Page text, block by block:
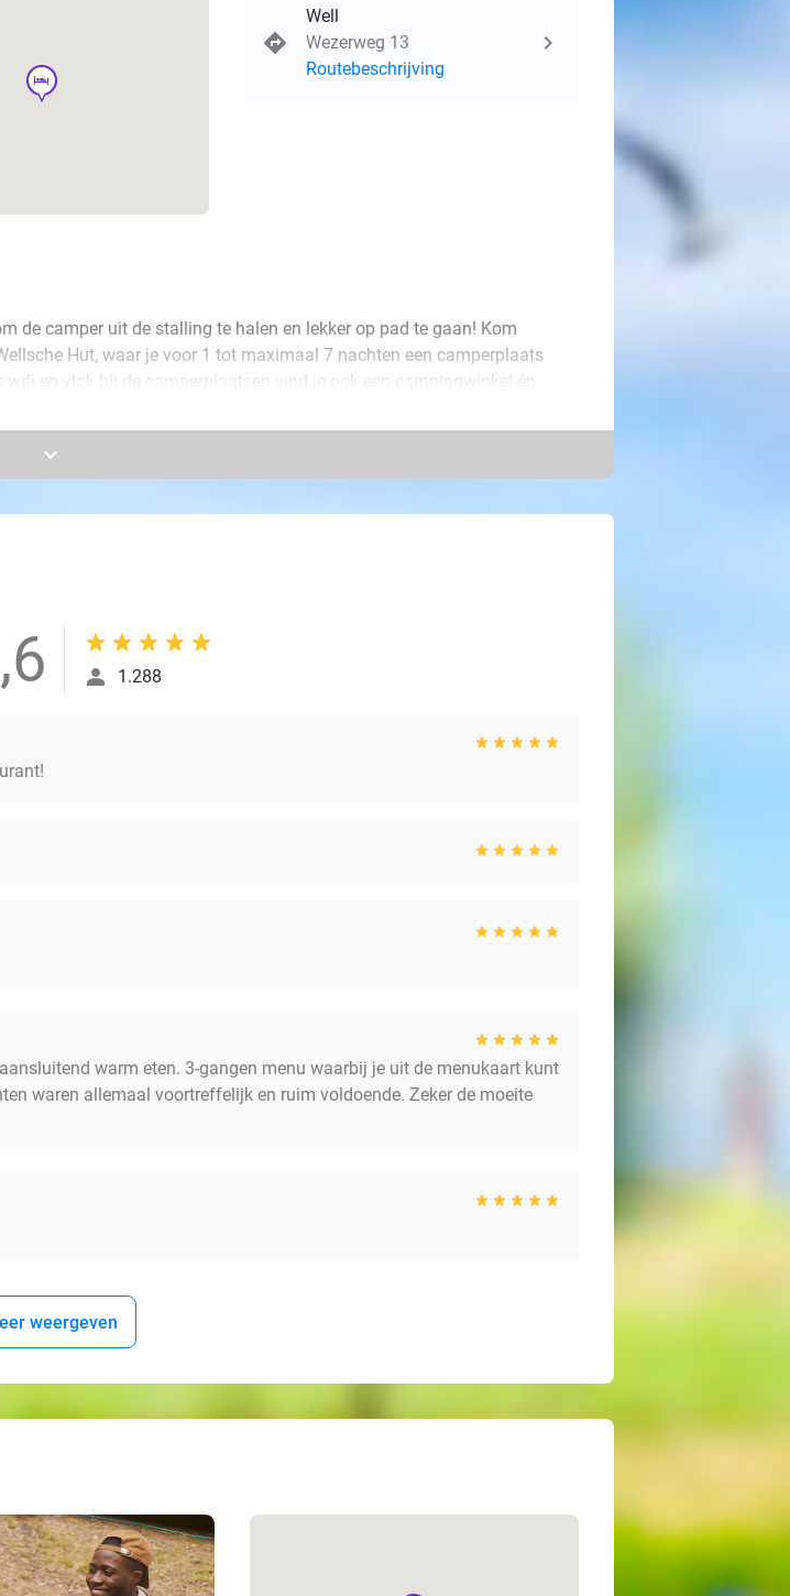
hotel
Well
Wezerweg 13
Routebeschrijving
de camper uit de stalling te halen en lekker op pad te gaan! Kom
Hut, waar je voor 1 tot maximaal 7 nachten een camperplaats
wifi en vlak bij de camperplaatsen vind je ook een campingwinkel én
van De Wellsche Hut liggen op een prachtige locatie: naast Nationaal
omgeving. Perfect om even helemaal tot rust te komen!
keyboard_arrow_down
1.288
warm eten. 3-gangen menu waarbij je uit de menukaart kunt
waren allemaal voortreffelijk en ruim voldoende. Zeker de moeite
weergeven